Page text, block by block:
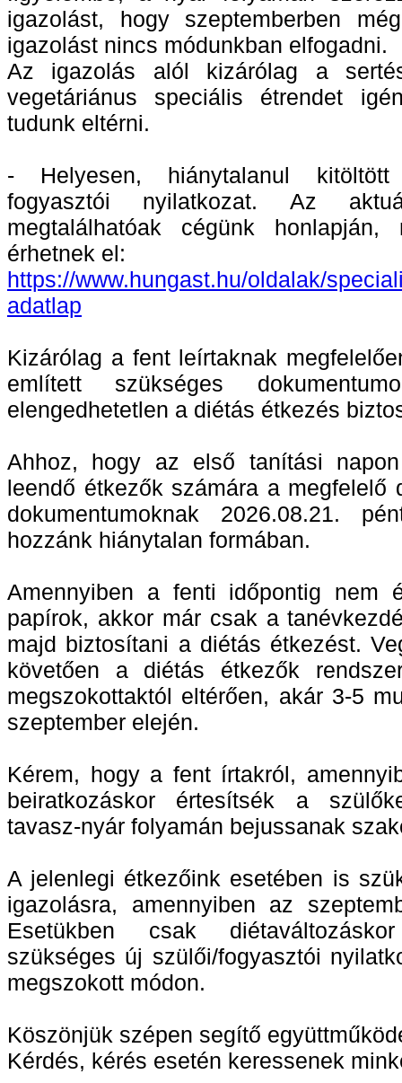
igazolást, hogy szeptemberben
igazolást nincs módunkban elfogadni.
Az igazolás alól kizárólag a
vegetáriánus speciális étrendet
tudunk eltérni.
- Helyesen, hiánytalanul kitöltött
fogyasztói nyilatkozat. Az
megtalálhatóak cégünk
érhetnek el:
https://www.hungast.hu/oldalak/
adatlap
Kizárólag a fent leírtaknak
említett szükséges
elengedhetetlen a diétás étkezés
Ahhoz, hogy az első tanítási
leendő étkezők számára a megfelelő
dokumentumoknak 2026.08.21.
hozzánk hiánytalan formában.
Amennyiben a fenti időpontig nem
papírok, akkor már csak a
majd biztosítani a diétás étkezést.
követően a diétás étkezők
megszokottaktól eltérően, akár 3-5
szeptember elején.
Kérem, hogy a fent írtakról,
beiratkozáskor értesítsék a
tavasz-nyár folyamán bejussanak
A jelenlegi étkezőink esetében is
igazolásra, amennyiben az
Esetükben csak
szükséges új szülői/fogyasztói
megszokott módon.
Köszönjük szépen segítő
Kérdés, kérés esetén keressenek